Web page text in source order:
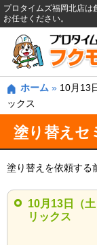
プロタイムズ福岡北店は
お任せください。
ホーム » 10月13
ックス
塗り替えセ
塗り替えを依頼する
10月13日（
リックス